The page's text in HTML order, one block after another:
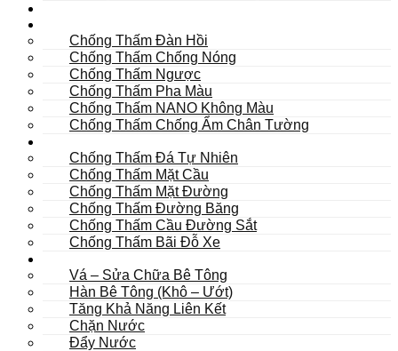
Chống Thấm Đàn Hồi
Chống Thấm Chống Nóng
Chống Thấm Ngược
Chống Thấm Pha Màu
Chống Thấm NANO Không Màu
Chống Thấm Chống Ẩm Chân Tường
Chống Thấm Đá Tự Nhiên
Chống Thấm Mặt Cầu
Chống Thấm Mặt Đường
Chống Thấm Đường Băng
Chống Thấm Cầu Đường Sắt
Chống Thấm Bãi Đỗ Xe
Vá – Sửa Chữa Bê Tông
Hàn Bê Tông (Khô – Ướt)
Tăng Khả Năng Liên Kết
Chặn Nước
Đẩy Nước